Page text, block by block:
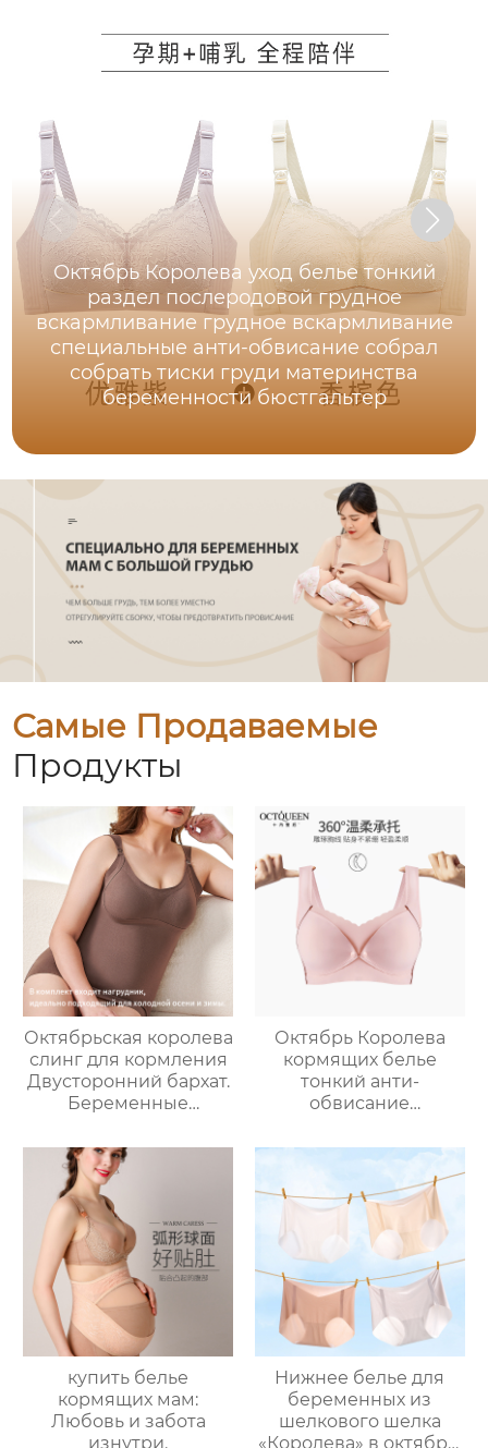
Октябрь Королева уход белье тонкий
раздел послеродовой грудное
вскармливание грудное вскармливание
специальные анти-обвисание собрал
собрать тиски груди материнства
беременности бюстгальтер
Самые Продаваемые
Продукты
Октябрьская королева
слинг для кормления
Двусторонний бархат.
Беременные
согреваются Жилет
для кормления
Послеродовое
грудное
вскармливание
термотопы большой
размер
Октябрь Королева
кормящих белье
тонкий анти-
обвисание
грудного
специальные
материнский
бюстгальтер большая
грудь показать
маленький размер
бюстгальтер женский
купить белье
кормящих мам:
Любовь и забота
изнутри.
Нижнее белье для
беременных из
шелкового шелка
«Королева» в октябре,